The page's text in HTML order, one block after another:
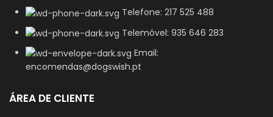
Telefone: 217 525 488
Telemóvel: 935 646 283
Email:
encomendas@dogswish.pt
ÁREA DE CLIENTE